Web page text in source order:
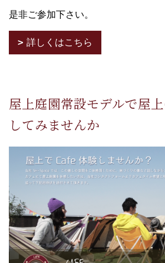
是非ご参加下さい。
詳しくはこちら
屋上庭園常設モデルで屋
してみませんか